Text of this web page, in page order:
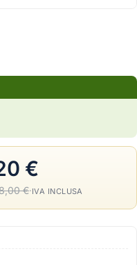
€
€·IVA INCLUSA